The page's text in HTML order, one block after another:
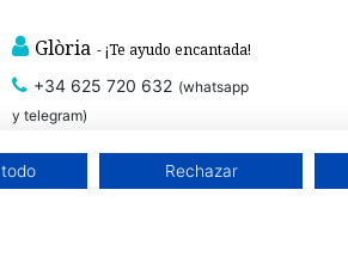
Glòria - ¡Te ayudo encantada!
+34 625 720 632 (whatsapp
y telegram)
Rechazar